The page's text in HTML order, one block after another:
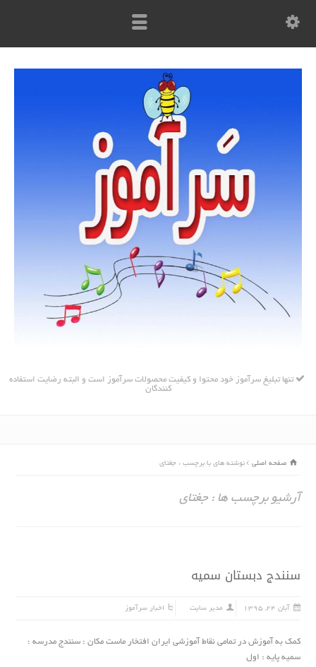
تنها تبلیغ سرآموز خود محتوا و کیفیت محصولات سرآموز است و البته رضایت استفاده
کنندگان
صفحه اصلی نوشته های با برچسب : جغتای
آرشیو برچسب ها : جغتای
سنندج دبستان سمیه
آبان ۲۴, ۱۳۹۵ مدیر سایت اخبار سرآموز
کمک به آموزش در تمامی نقاط آموزشی ایران افتخار ماست مکان : سنندج مدرسه :
سمیه پایه : اول